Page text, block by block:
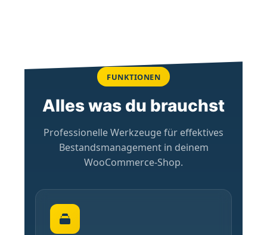
FUNKTIONEN
Alles was du brauchst
Professionelle Werkzeuge für effektives
Bestandsmanagement in deinem
WooCommerce-Shop.